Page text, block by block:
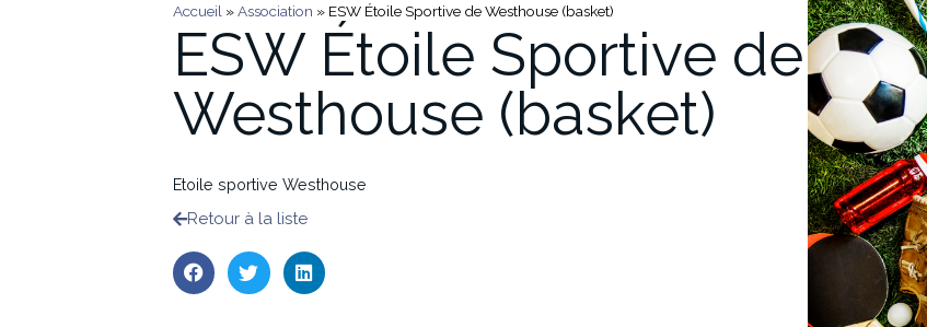
Accueil »Association » ESW Étoile Sportive de Westhouse (basket)
ESW Étoile Sportive de
Westhouse (basket)
Etoile sportive Westhouse
Retour à la liste